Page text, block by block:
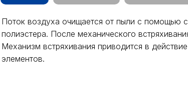
Поток воздуха очищается от пыли с помощью
полиэстера. После механического
Механизм встряхивания приводится в
элементов.